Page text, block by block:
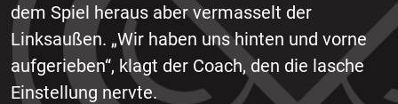
dem Spiel heraus aber vermasselt der
Linksaußen. „Wir haben uns hinten und vorne
aufgerieben“, klagt der Coach, den die lasche
Einstellung nervte.